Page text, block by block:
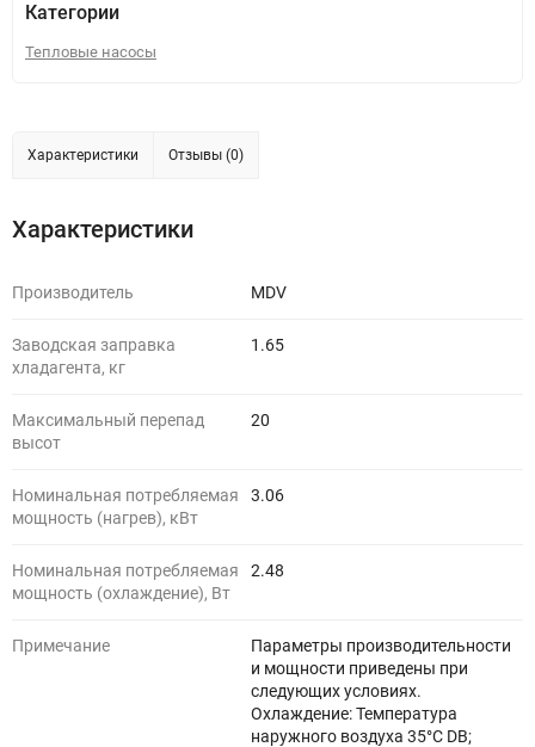
Категории
Тепловые насосы
Характеристики Отзывы (0)
Характеристики
Производитель MDV
Заводская заправка
хладагента, кг
1.65
Максимальный перепад
высот
20
Номинальная потребляемая
мощность (нагрев), кВт
3.06
Номинальная потребляемая
мощность (охлаждение), Вт
2.48
Примечание
Параметры производительности
и мощности приведены при
следующих условиях.
Охлаждение: Температура
наружного воздуха 35°C DB;